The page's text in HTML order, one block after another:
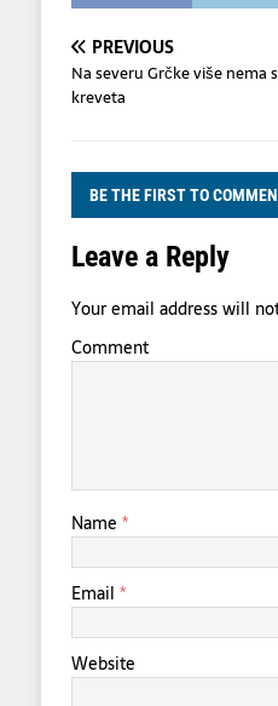
PREVIOUS
Na severu Grčke više nema
kreveta
BE THE FIRST TO
Leave a Reply
Your email address will
Comment
Name *
Email *
Website